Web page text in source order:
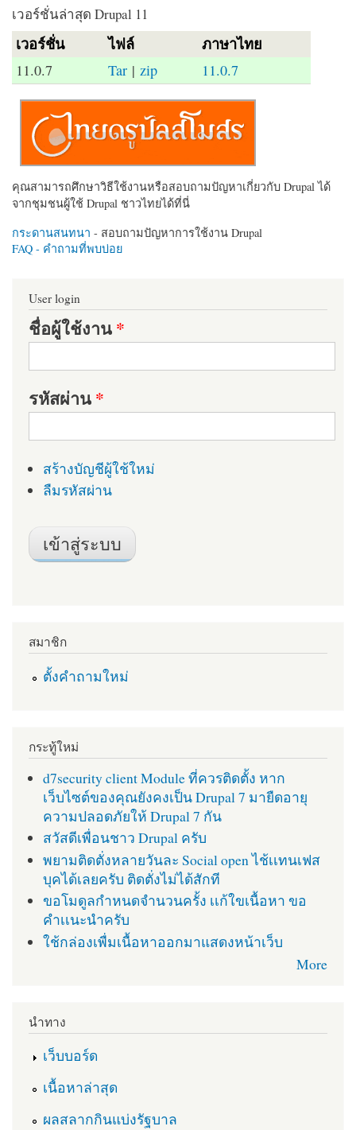
เวอร์ชั่นล่าสุด Drupal 11
เวอร์ชั่น ไฟล์ ภาษาไทย
11.0.7 Tar | zip 11.0.7
คุณสามารถศึกษาวิธีใช้งานหรือสอบถามปัญหาเกี่ยวกับ Drupal ได้
จากชุมชนผู้ใช้ Drupal ชาวไทยได้ที่นี่
กระดานสนทนา - สอบถามปัญหาการใช้งาน Drupal
FAQ - คำถามที่พบบ่อย
User login
ชื่อผู้ใช้งาน*
รหัสผ่าน*
สร้างบัญชีผู้ใช้ใหม่
ลืมรหัสผ่าน
สมาชิก
ตั้งคำถามใหม่
กระทู้ใหม่
d7security client Module ที่ควรติดตั้ง หาก
เว็บไซต์ของคุณยังคงเป็น Drupal 7 มายืดอายุ
ความปลอดภัยให้ Drupal 7 กัน
สวัสดีเพื่อนชาว Drupal ครับ
พยามติดตั่งหลายวันละ Social open ไช้เเทนเฟส
บุคได้เลยครับ ติดตั่งไม่ได้สักที
ขอโมดูลกำหนดจำนวนครั้ง เเก้ใขเนื้อหา ขอ
คำเเนะนำครับ
ใช้กล่องเพื่มเนื้อหาออกมาแสดงหน้าเว็บ
More
นำทาง
เว็บบอร์ด
เนื้อหาล่าสุด
ผลสลากกินแบ่งรัฐบาล